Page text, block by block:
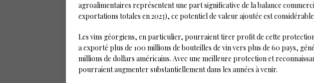
agroalimentaires représentent une part significative de la balance
exportations totales en 2023), ce potentiel de valeur ajoutée est
Les vins géorgiens, en particulier, pourraient tirer profit de cette
a exporté plus de 100 millions de bouteilles de vin vers plus de 60 pays,
millions de dollars américains. Avec une meilleure protection et
pourraient augmenter substantiellement dans les années à venir.